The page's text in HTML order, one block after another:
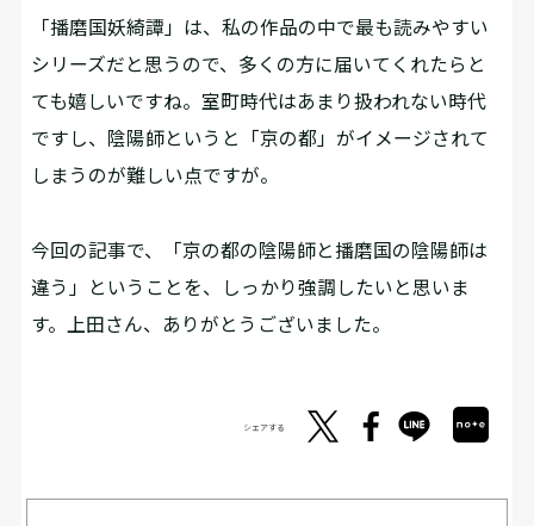
「播磨国妖綺譚」は、私の作品の中で最も読みやすい
シリーズだと思うので、多くの方に届いてくれたらと
ても嬉しいですね。室町時代はあまり扱われない時代
ですし、陰陽師というと「京の都」がイメージされて
しまうのが難しい点ですが。
――今回の記事で、「京の都の陰陽師と播磨国の陰陽師は
違う」ということを、しっかり強調したいと思いま
す。上田さん、ありがとうございました。
シェアする